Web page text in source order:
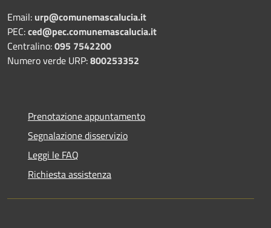
Email: urp@comunemascalucia.it
PEC:ced@pec.comunemascalucia.it
Centralino:095 7542200
Numero verde URP:800253352
Prenotazione appuntamento
Segnalazione disservizio
Leggi le FAQ
Richiesta assistenza